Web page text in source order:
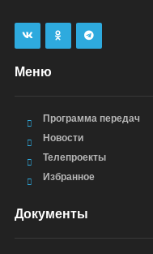
Меню
Программа передач
Новости
Телепроекты
Избранное
Документы